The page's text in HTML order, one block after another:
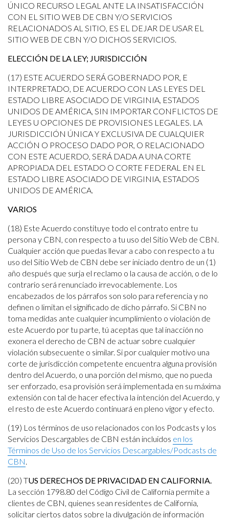
ÚNICO RECURSO LEGAL ANTE LA INSATISFACCIÓN
CON EL SITIO WEB DE CBN Y/O SERVICIOS
RELACIONADOS AL SITIO, ES EL DEJAR DE USAR EL
SITIO WEB DE CBN Y/O DICHOS SERVICIOS.
ELECCIÓN DE LA LEY; JURISDICCIÓN
(17) ESTE ACUERDO SERÁ GOBERNADO POR, E
INTERPRETADO, DE ACUERDO CON LAS LEYES DEL
ESTADO LIBRE ASOCIADO DE VIRGINIA, ESTADOS
UNIDOS DE AMÉRICA, SIN IMPORTAR CONFLICTOS DE
LEYES U OPCIONES DE PROVISIONES LEGALES. LA
JURISDICCIÓN ÚNICA Y EXCLUSIVA DE CUALQUIER
ACCIÓN O PROCESO DADO POR, O RELACIONADO
CON ESTE ACUERDO, SERÁ DADA A UNA CORTE
APROPIADA DEL ESTADO O CORTE FEDERAL EN EL
ESTADO LIBRE ASOCIADO DE VIRGINIA, ESTADOS
UNIDOS DE AMÉRICA.
VARIOS
(18) Este Acuerdo constituye todo el contrato entre tu
persona y CBN, con respecto a tu uso del Sitio Web de CBN.
Cualquier acción que puedas llevar a cabo con respecto a tu
uso del Sitio Web de CBN debe ser iniciado dentro de un (1)
año después que surja el reclamo o la causa de acción, o de lo
contrario será renunciado irrevocablemente. Los
encabezados de los párrafos son solo para referencia y no
definen o limitan el significado de dicho párrafo. Si CBN no
toma medidas ante cualquier incumplimiento o violación de
este Acuerdo por tu parte, tú aceptas que tal inacción no
exonera el derecho de CBN de actuar sobre cualquier
violación subsecuente o similar. Si por cualquier motivo una
corte de jurisdicción competente encuentra alguna provisión
dentro del Acuerdo, o una porción del mismo, que no pueda
ser enforzado, esa provisión será implementada en su máxima
extensión con tal de hacer efectiva la intención del Acuerdo, y
el resto de este Acuerdo continuará en pleno vigor y efecto.
(19) Los términos de uso relacionados con los Podcasts y los
Servicios Descargables de CBN están incluidos en los
Términos de Uso de los Servicios Descargables/Podcasts de
CBN.
(20) TUS DERECHOS DE PRIVACIDAD EN CALIFORNIA.
La sección 1798.80 del Código Civil de California permite a
clientes de CBN, quienes sean residentes de California,
solicitar ciertos datos sobre la divulgación de información